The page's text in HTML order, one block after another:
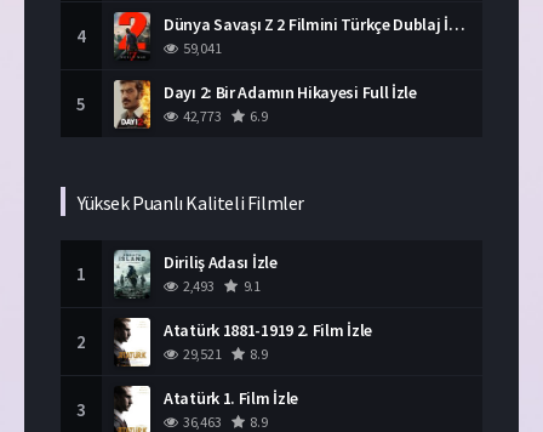
4 Dünya Savaşı Z 2 Filmini Türkçe Dublaj İzle
59,041
5 Dayı 2: Bir Adamın Hikayesi Full İzle
42,773 6.9
Yüksek Puanlı Kaliteli Filmler
1 Diriliş Adası İzle
2,493 9.1
2 Atatürk 1881-1919 2. Film İzle
29,521 8.9
3 Atatürk 1. Film İzle
36,463 8.9